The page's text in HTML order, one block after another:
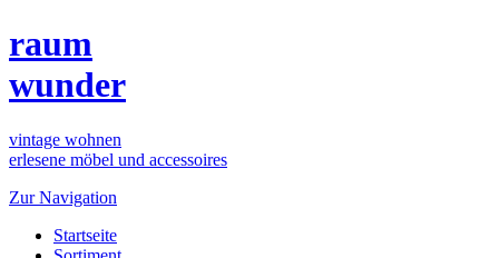
raum
wunder
vintage wohnen
erlesene möbel und accessoires
Zur Navigation
Startseite